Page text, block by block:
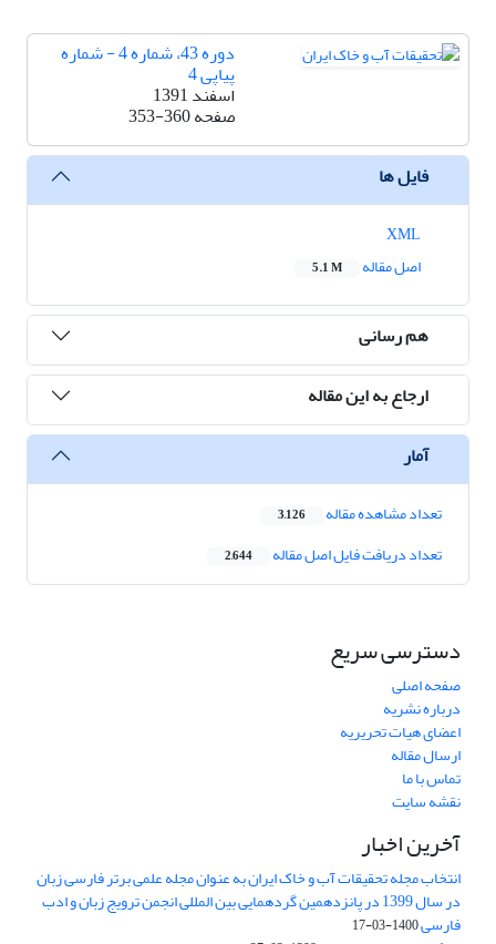
دوره 43، شماره 4 - شماره
پیاپی 4
اسفند 1391
صفحه353-360
فایل ها
اصل مقاله
5.1 M
هم رسانی
ارجاع به این مقاله
آمار
تعداد مشاهده مقاله 3,126
تعداد دریافت فایل اصل مقاله 2,644
دسترسی سریع
صفحه اصلی
درباره نشریه
اعضای هیات تحریریه
ارسال مقاله
تماس با ما
نقشه سایت
آخرین اخبار
انتخاب مجله تحقیقات آب و خاک ایران به عنوان مجله علمی برتر فارسی زبان
در سال 1399 در پانزدهمین گردهمایی بین المللی انجمن ترویج زبان و ادب
فارسی1400-03-17